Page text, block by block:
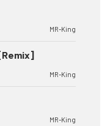
MR-King
MR-King
MR-King